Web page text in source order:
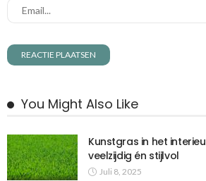
You Might Also Like
Kunstgras in het
veelzijdig én stijlvol
Juli 8, 2025